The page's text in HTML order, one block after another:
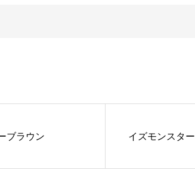
ブラウン イズモンスター